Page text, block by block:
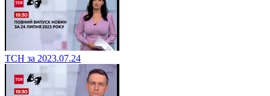
ТСН за 2023.07.24